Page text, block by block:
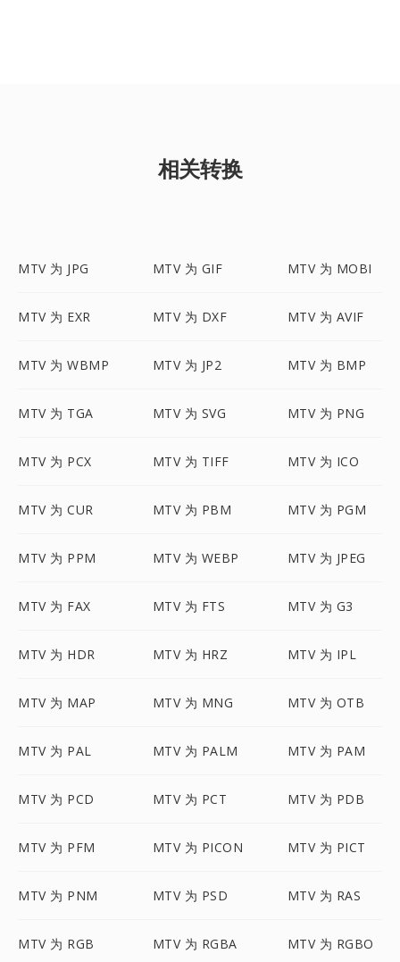
相关转换
MTV 为 JPG MTV 为 GIF MTV 为 MOBI
MTV 为 EXR MTV 为 DXF MTV 为 AVIF
MTV 为 WBMP MTV 为 JP2 MTV 为 BMP
MTV 为 TGA MTV 为 SVG MTV 为 PNG
MTV 为 PCX MTV 为 TIFF MTV 为 ICO
MTV 为 CUR MTV 为 PBM MTV 为 PGM
MTV 为 PPM MTV 为 WEBP MTV 为 JPEG
MTV 为 FAX MTV 为 FTS MTV 为 G3
MTV 为 HDR MTV 为 HRZ MTV 为 IPL
MTV 为 MAP MTV 为 MNG MTV 为 OTB
MTV 为 PAL MTV 为 PALM MTV 为 PAM
MTV 为 PCD MTV 为 PCT MTV 为 PDB
MTV 为 PFM MTV 为 PICON MTV 为 PICT
MTV 为 PNM MTV 为 PSD MTV 为 RAS
MTV 为 RGB MTV 为 RGBA MTV 为 RGBO